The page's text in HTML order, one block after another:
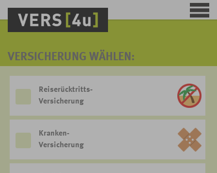
VERSICHERUNG WÄHLEN:
Reiserücktritts-
Versicherung
Kranken-
Versicherung